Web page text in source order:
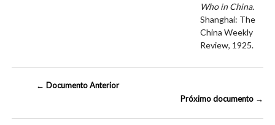
Who in China.
Shanghai: The
China Weekly
Review, 1925.
← Documento Anterior
Próximo documento →